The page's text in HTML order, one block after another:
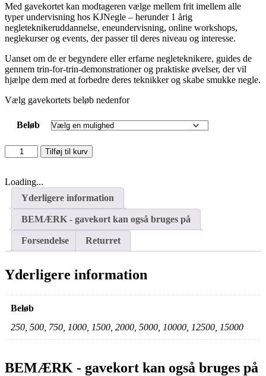
Med gavekortet kan modtageren vælge mellem frit imellem alle
typer undervisning hos KJNegle – herunder 1 årig
negleteknikeruddannelse, eneundervisning, online workshops,
neglekurser og events, der passer til deres niveau og interesse.
Uanset om de er begyndere eller erfarne negleteknikere, guides de
gennem trin-for-trin-demonstrationer og praktiske øvelser, der vil
hjælpe dem med at forbedre deres teknikker og skabe smukke negle.
Vælg gavekortets beløb nedenfor
Beløb
Gavekort
antal
Tilføj til kurv
Loading...
Yderligere information
BEMÆRK - gavekort kan også bruges på
Forsendelse Returret
Yderligere information
Beløb
250, 500, 750, 1000, 1500, 2000, 5000, 10000, 12500, 15000
BEMÆRK - gavekort kan også bruges på